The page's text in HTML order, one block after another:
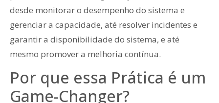
desde monitorar o desempenho do sistema e
gerenciar a capacidade, até resolver incidentes e
garantir a disponibilidade do sistema, e até
mesmo promover a melhoria contínua.
Por que essa Prática é um
Game-Changer?